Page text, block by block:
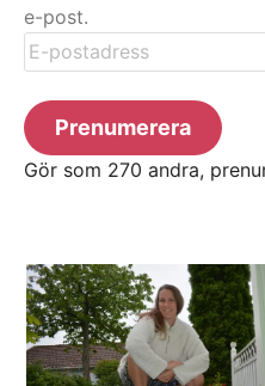
e-post.
E-
postadress
Prenumerera
Gör som 270 andra,